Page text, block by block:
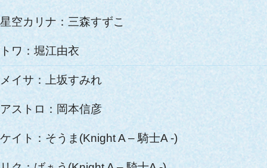
星空カリナ：三森すずこ
トワ：堀江由衣
メイサ：上坂すみれ
アストロ：岡本信彦
ケイト：そうま(Knight A – 騎士A -)